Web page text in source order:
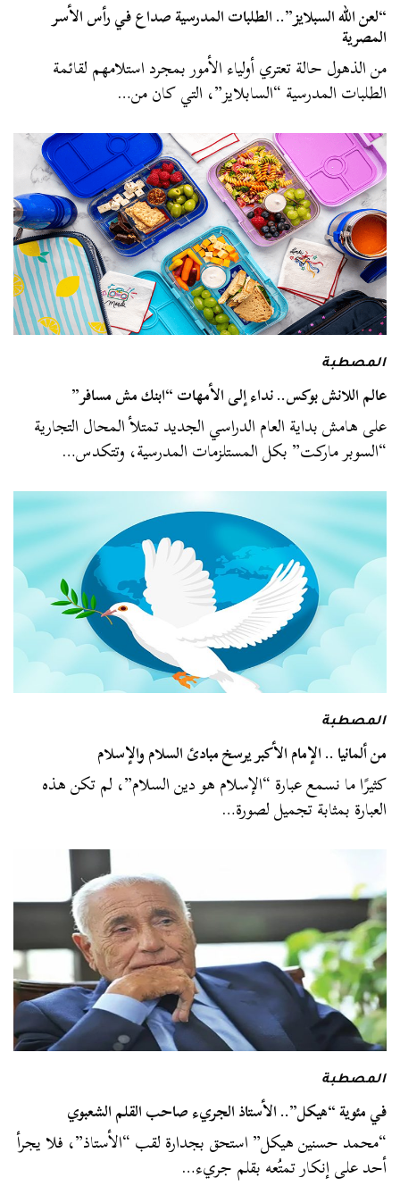
“لعن الله السبلايز”.. الطلبات المدرسية صداع في رأس الأسر
المصرية
من الذهول حالة تعتري أولياء الأمور بمجرد استلامهم لقائمة
الطلبات المدرسية “السابلايز”، التي كان من…
المصطبة
عالم اللانش بوكس.. نداء إلى الأمهات “ابنك مش مسافر”
على هامش بداية العام الدراسي الجديد تمتلأ المحال التجارية
“السوبر ماركت” بكل المستلزمات المدرسية، وتتكدس…
المصطبة
من ألمانيا .. الإمام الأكبر يرسخ مبادئ السلام والإسلام
كثيرًا ما نسمع عبارة “الإسلام هو دين السلام”، لم تكن هذه
العبارة بمثابة تجميل لصورة…
المصطبة
في مئوية “هيكل”.. الأستاذ الجريء صاحب القلم الشعبوي
“محمد حسنين هيكل” استحق بجدارة لقب “الأستاذ”، فلا يجرأ
أحد على إنكار تمتُعه بقلم جريء…